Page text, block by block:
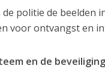
politie de beelden
voor ontvangst en
en de beveiliging